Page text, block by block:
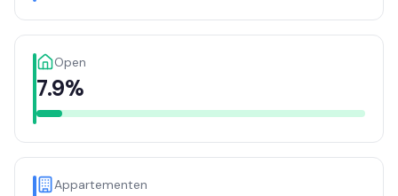
Open
7.9%
Appartementen